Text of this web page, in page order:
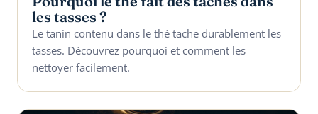
les tasses ?
Le tanin contenu dans le thé tache durablement les
tasses. Découvrez pourquoi et comment les
nettoyer facilement.